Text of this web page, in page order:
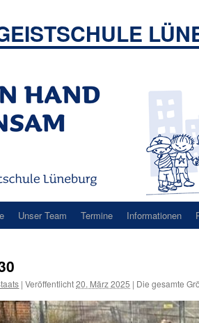
Unser Team Termine Informationen
| Veröffentlicht 20. März 2025 | Die gesamte